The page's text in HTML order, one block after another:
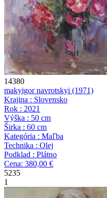
14380
makyigor navrotskyi (1971)
Krajina : Slovensko
Rok : 2021
Výška : 50 cm
Širka : 60 cm
Kategória : Maľba
Technika : Olej
Podklad : Plátno
Cena: 380,00 €
5235
1